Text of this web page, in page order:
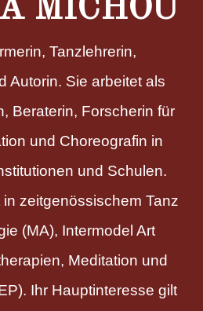
MICHOU
Tanzlehrerin,
Autorin. Sie arbeitet als
Beraterin, Forscherin für
und Choreografin in
und Schulen.
zeitgenössischem Tanz
(MA), Intermodel Art
Meditation und
Ihr Hauptinteresse gilt